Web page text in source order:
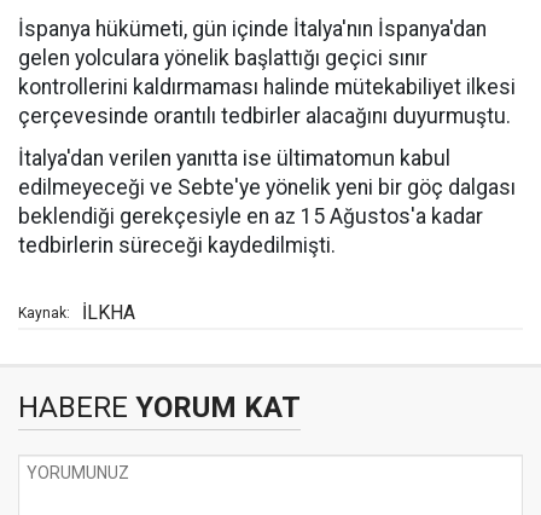
İspanya hükümeti, gün içinde İtalya'nın İspanya'dan
gelen yolculara yönelik başlattığı geçici sınır
kontrollerini kaldırmaması halinde mütekabiliyet ilkesi
çerçevesinde orantılı tedbirler alacağını duyurmuştu.
İtalya'dan verilen yanıtta ise ültimatomun kabul
edilmeyeceği ve Sebte'ye yönelik yeni bir göç dalgası
beklendiği gerekçesiyle en az 15 Ağustos'a kadar
tedbirlerin süreceği kaydedilmişti.
Kaynak: İLKHA
HABERE YORUM KAT